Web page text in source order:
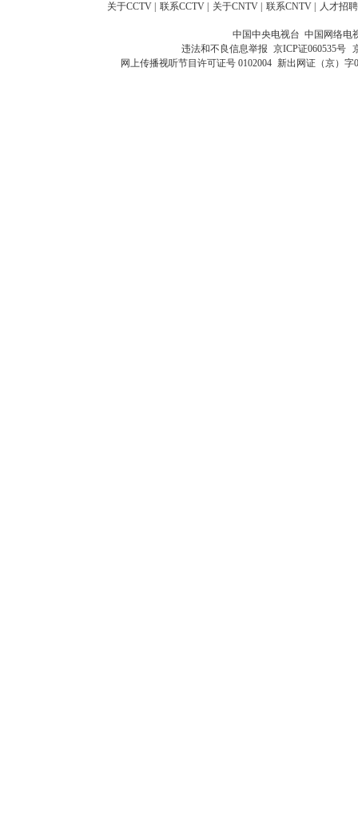
关于CCTV 联系CCTV 关于CNTV 联系CNTV 人才招聘
中国中央电视台 中国网络电
违法和不良信息举报 京ICP证060535号
网上传播视听节目许可证号 0102004 新出网证（京）